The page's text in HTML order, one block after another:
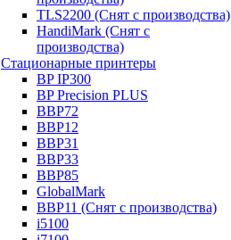
TLS2200 (Снят с производства)
HandiMark (Снят с
производства)
Стационарные принтеры
BP IP300
BP Precision PLUS
BBP72
BBP12
BBP31
BBP33
BBP85
GlobalMark
BBP11 (Снят с производства)
i5100